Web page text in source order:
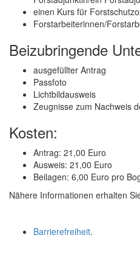
einen Kurs für
Forstarbeiterinnen/
Beizubringende
ausgefüllter Antrag
Passfoto
Lichtbildausweis
Zeugnisse zum Nachweis
Kosten:
Antrag: 21,00 Euro
Ausweis: 21,00 Euro
Beilagen: 6,00 Euro pro
Nähere Informationen erhalten
Barrierefreiheit.